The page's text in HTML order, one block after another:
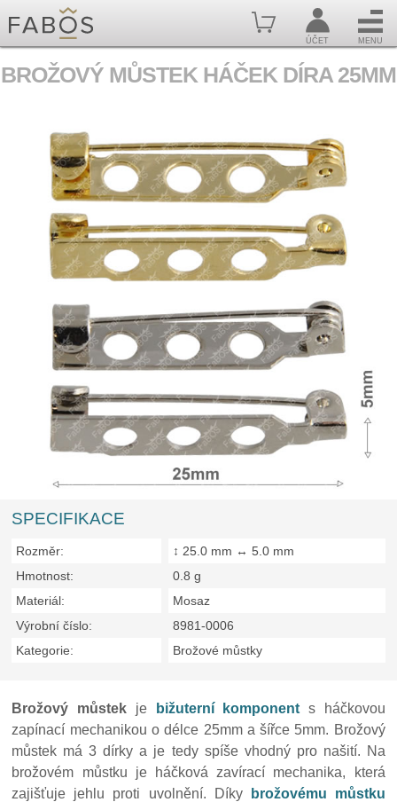
ÚČET MENU
BROŽOVÝ MŮSTEK HÁČEK DÍRA 25MM
SPECIFIKACE
Rozměr:
↕ 25.0 mm ↔ 5.0 mm
Hmotnost:
0.8 g
Materiál:
Mosaz
Výrobní číslo:
8981-0006
Kategorie:
Brožové můstky
Brožový můstek je bižuterní komponent s háčkovou
zapínací mechanikou o délce 25mm a šířce 5mm. Brožový
můstek má 3 dírky a je tedy spíše vhodný pro našití. Na
brožovém můstku je háčková zavírací mechanika, která
zajišťuje jehlu proti uvolnění. Díky
brožovému můstku